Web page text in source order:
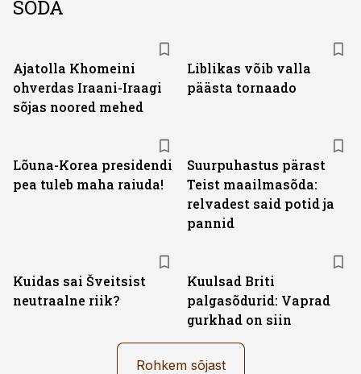
SÕDA
Ajatolla Khomeini
ohverdas Iraani-Iraagi
sõjas noored mehed
Liblikas võib valla
päästa tornaado
Lõuna-Korea presidendi
pea tuleb maha raiuda!
Suurpuhastus pärast
Teist maailmasõda:
relvadest said potid ja
pannid
Kuidas sai Šveitsist
neutraalne riik?
Kuulsad Briti
palgasõdurid: Vaprad
gurkhad on siin
Rohkem sõjast